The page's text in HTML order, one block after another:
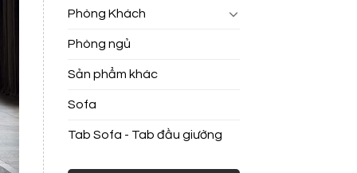
Phòng Khách
Phòng ngủ
Sản phẩm khác
Sofa
Tab Sofa - Tab đầu giường